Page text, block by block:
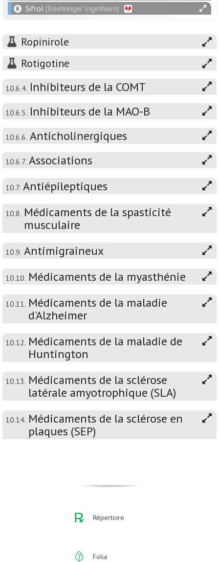
Sifrol (Boehringer Ingelheim)
Ropinirole
Rotigotine
10.6.4. Inhibiteurs de la COMT
10.6.5. Inhibiteurs de la MAO-B
10.6.6. Anticholinergiques
10.6.7. Associations
10.7. Antiépileptiques
10.8. Médicaments de la spasticité
musculaire
10.9. Antimigraineux
10.10. Médicaments de la myasthénie
10.11. Médicaments de la maladie
d'Alzheimer
10.12. Médicaments de la maladie de
Huntington
10.13. Médicaments de la sclérose
latérale amyotrophique (SLA)
10.14. Médicaments de la sclérose en
plaques (SEP)
Répertoire
Folia